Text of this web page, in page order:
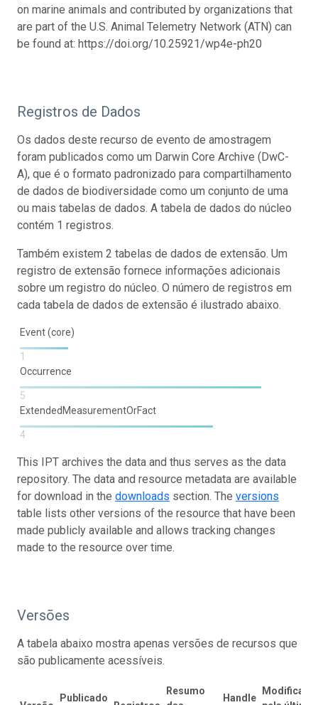
on marine animals and contributed by organizations that
are part of the U.S. Animal Telemetry Network (ATN) can
be found at: https://doi.org/10.25921/wp4e-ph20
Registros de Dados
Os dados deste recurso de evento de amostragem
foram publicados como um Darwin Core Archive (DwC-
A), que é o formato padronizado para compartilhamento
de dados de biodiversidade como um conjunto de uma
ou mais tabelas de dados. A tabela de dados do núcleo
contém 1 registros.
Também existem 2 tabelas de dados de extensão. Um
registro de extensão fornece informações adicionais
sobre um registro do núcleo. O número de registros em
cada tabela de dados de extensão é ilustrado abaixo.
Event (core)
1
Occurrence
5
ExtendedMeasurementOrFact
4
This IPT archives the data and thus serves as the data
repository. The data and resource metadata are available
for download in the downloads section. The versions
table lists other versions of the resource that have been
made publicly available and allows tracking changes
made to the resource over time.
Versões
A tabela abaixo mostra apenas versões de recursos que
são publicamente acessíveis.
Publicado
Resumo
Handle
Modificado